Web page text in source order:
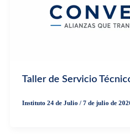
Taller de Servicio
Instituto 24 de Julio / 7 de julio de